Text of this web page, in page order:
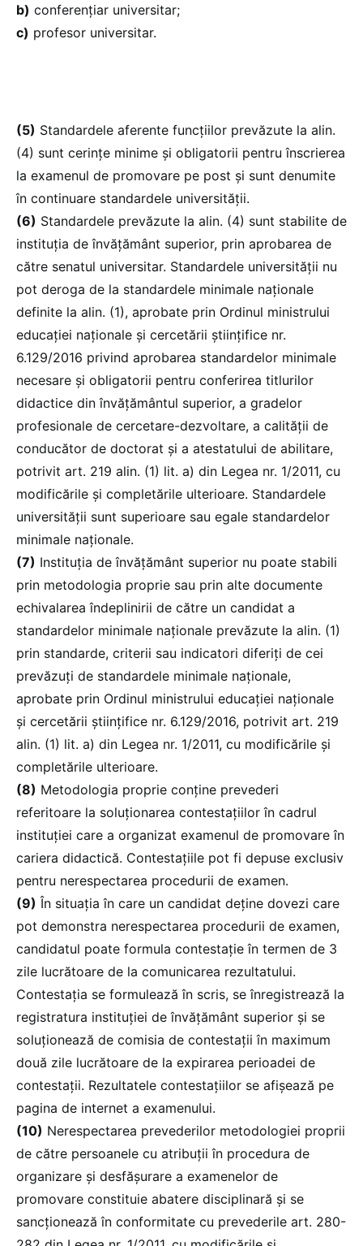
b) conferențiar universitar;
c) profesor universitar.
(5) Standardele aferente funcțiilor prevăzute la alin.
(4) sunt cerințe minime și obligatorii pentru înscrierea
la examenul de promovare pe post și sunt denumite
în continuare standardele universității.
(6) Standardele prevăzute la alin. (4) sunt stabilite de
instituția de învățământ superior, prin aprobarea de
către senatul universitar. Standardele universității nu
pot deroga de la standardele minimale naționale
definite la alin. (1), aprobate prin Ordinul ministrului
educației naționale și cercetării științifice nr.
6.129/2016 privind aprobarea standardelor minimale
necesare și obligatorii pentru conferirea titlurilor
didactice din învățământul superior, a gradelor
profesionale de cercetare-dezvoltare, a calității de
conducător de doctorat și a atestatului de abilitare,
potrivit art. 219 alin. (1) lit. a) din Legea nr. 1/2011, cu
modificările și completările ulterioare. Standardele
universității sunt superioare sau egale standardelor
minimale naționale.
(7) Instituția de învățământ superior nu poate stabili
prin metodologia proprie sau prin alte documente
echivalarea îndeplinirii de către un candidat a
standardelor minimale naționale prevăzute la alin. (1)
prin standarde, criterii sau indicatori diferiți de cei
prevăzuți de standardele minimale naționale,
aprobate prin Ordinul ministrului educației naționale
și cercetării științifice nr. 6.129/2016, potrivit art. 219
alin. (1) lit. a) din Legea nr. 1/2011, cu modificările și
completările ulterioare.
(8) Metodologia proprie conține prevederi
referitoare la soluționarea contestațiilor în cadrul
instituției care a organizat examenul de promovare în
cariera didactică. Contestațiile pot fi depuse exclusiv
pentru nerespectarea procedurii de examen.
(9) În situația în care un candidat deține dovezi care
pot demonstra nerespectarea procedurii de examen,
candidatul poate formula contestație în termen de 3
zile lucrătoare de la comunicarea rezultatului.
Contestația se formulează în scris, se înregistrează la
registratura instituției de învățământ superior și se
soluționează de comisia de contestații în maximum
două zile lucrătoare de la expirarea perioadei de
contestații. Rezultatele contestațiilor se afișează pe
pagina de internet a examenului.
(10) Nerespectarea prevederilor metodologiei proprii
de către persoanele cu atribuții în procedura de
organizare și desfășurare a examenelor de
promovare constituie abatere disciplinară și se
sancționează în conformitate cu prevederile art. 280-